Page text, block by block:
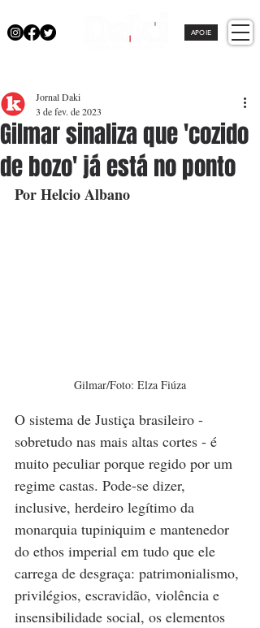
APOIE
Gilmar sinaliza que 'cozido
de bozo' já está no ponto
Jornal Daki
3 de fev. de 2023
Por Helcio Albano
Gilmar/Foto: Elza Fiúza
O sistema de Justiça brasileiro -
sobretudo nas mais altas cortes - é
muito peculiar porque regido por um
regime castas. Pode-se dizer,
inclusive, herdeiro legítimo da
monarquia tupiniquim e mantenedor
do ethos imperial em tudo que ele
carrega de desgraça: patrimonialismo,
privilégios, escravidão, violência e
insensibilidade social, os elementos